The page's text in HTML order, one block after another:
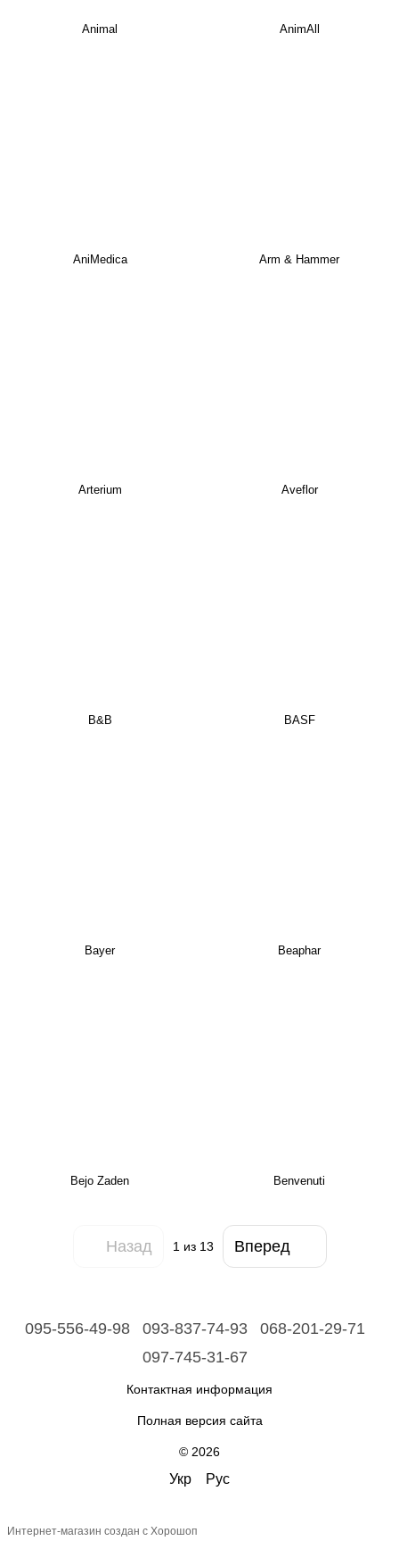
Animal AnimAll
AniMedica Arm & Hammer
Arterium Aveflor
B&B BASF
Bayer Beaphar
Bejo Zaden Benvenuti
Назад 1 из 13 Вперед
095-556-49-98 093-837-74-93
068-201-29-71
097-745-31-67
Контактная информация
Полная версия сайта
© 2026
Укр Рус
Интернет-магазин создан с Хорошоп